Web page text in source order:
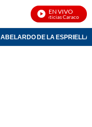
EN VIVO
Noticias Caracol En
ABELARDO DE LA ESPRIELLA